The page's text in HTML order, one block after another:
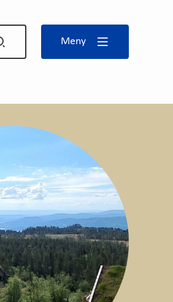
Meny